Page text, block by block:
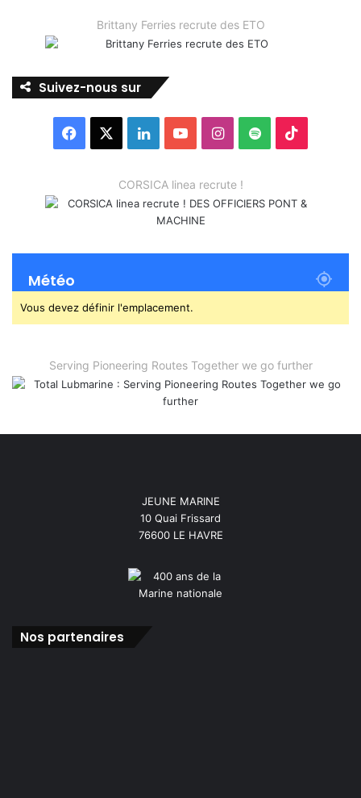
Brittany Ferries recrute des ETO
Suivez-nous sur
Facebook LinkedinYouTubeInstagram
Spotify
CORSICA linea recrute !
Météo
Vous devez définir l'emplacement.
Serving Pioneering Routes Together we go further
JEUNE MARINE
10 Quai Frissard
76600 LE HAVRE
Nos partenaires